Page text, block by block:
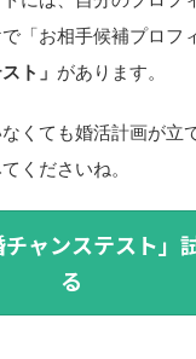
「お相手候補プロフ
ト」 があります。
くても婚活計画が立
くださいね。
ャンステスト」
る